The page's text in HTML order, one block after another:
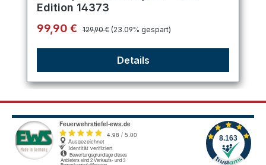
Edition 14373
Verkaufspreis:
99,90 € Regulärer Preis:
129,90 € (23.09% gespart)
Details